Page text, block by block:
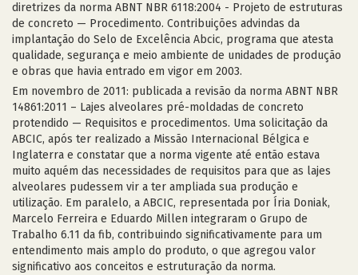
diretrizes da norma ABNT NBR 6118:2004 - Projeto de estruturas
de concreto — Procedimento. Contribuições advindas da
implantação do Selo de Excelência Abcic, programa que atesta
qualidade, segurança e meio ambiente de unidades de produção
e obras que havia entrado em vigor em 2003.
Em novembro de 2011: publicada a revisão da norma ABNT NBR
14861:2011 – Lajes alveolares pré-moldadas de concreto
protendido — Requisitos e procedimentos. Uma solicitação da
ABCIC, após ter realizado a Missão Internacional Bélgica e
Inglaterra e constatar que a norma vigente até então estava
muito aquém das necessidades de requisitos para que as lajes
alveolares pudessem vir a ter ampliada sua produção e
utilização. Em paralelo, a ABCIC, representada por Íria Doniak,
Marcelo Ferreira e Eduardo Millen integraram o Grupo de
Trabalho 6.11 da fib, contribuindo significativamente para um
entendimento mais amplo do produto, o que agregou valor
significativo aos conceitos e estruturação da norma.